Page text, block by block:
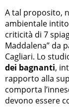
A tal proposito,
ambientale
criticità di 7
Maddalena” da
Cagliari. Lo
dei bagnanti,
rapporto alla
comporta
devono essere